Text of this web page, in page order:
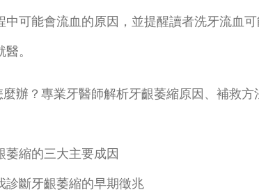
中可能會流血的原因，並提醒讀者洗牙流血
。
辦？專業牙醫師解析牙齦萎縮原因、補救
萎縮的三大主要成因
診斷牙齦萎縮的早期徵兆